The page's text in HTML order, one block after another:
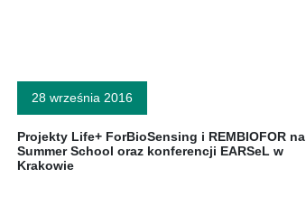
28 września 2016
Projekty Life+ ForBioSensing i REMBIOFOR na
Summer School oraz konferencji EARSeL w
Krakowie